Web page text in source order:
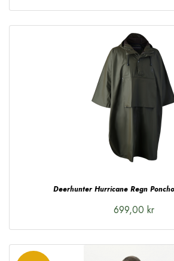
Deerhunter Hurricane Regn
699,00 kr